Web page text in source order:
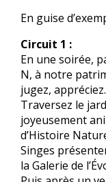
En guise
Circuit 1 :
En une soirée,
N, à notre
jugez, appréciez.
Traversez le
joyeusement
d’Histoire
Singes
la Galerie de